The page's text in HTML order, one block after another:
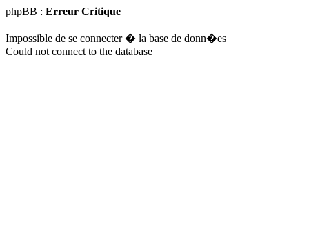
phpBB : Erreur Critique
Impossible de se connecter � la base de donn�es
Could not connect to the database